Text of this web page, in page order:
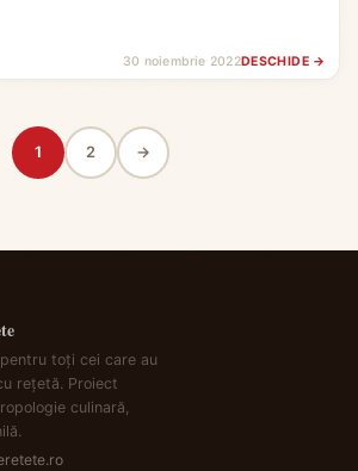
30 noiembrie 2022DESCHIDE →
1 2 →
toți cei care au
rețetă. Proiect
culinară,